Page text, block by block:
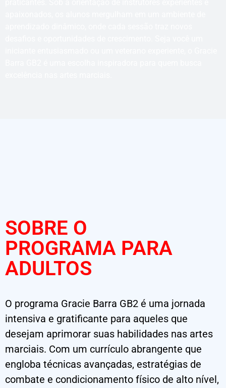
SOBRE O
PROGRAMA PARA
ADULTOS
O programa Gracie Barra GB2 é uma jornada
intensiva e gratificante para aqueles que
desejam aprimorar suas habilidades nas artes
marciais. Com um currículo abrangente que
engloba técnicas avançadas, estratégias de
combate e condicionamento físico de alto nível,